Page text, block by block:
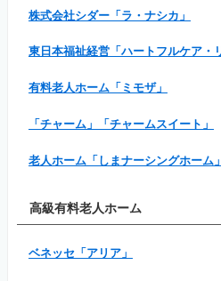
株式会社シダー「ラ・ナシカ」
東日本福祉経営「ハートフルケア・
有料老人ホーム「ミモザ」
「チャーム」「チャームスイート」
老人ホーム「しまナーシングホーム」
高級有料老人ホーム
ベネッセ「アリア」